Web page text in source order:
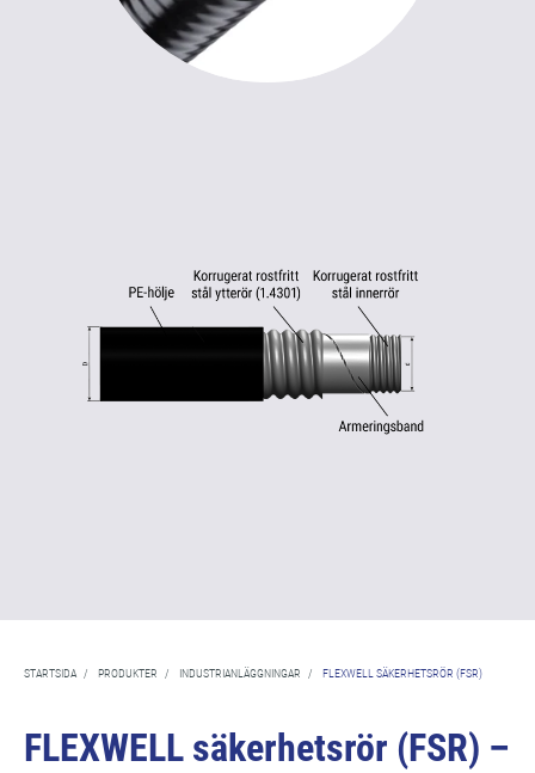
STARTSIDA / PRODUKTER / INDUSTRIANLÄGGNINGAR / FLEXWELL SÄKERHETSRÖR (FSR)
FLEXWELL säkerhetsrör (FSR) –